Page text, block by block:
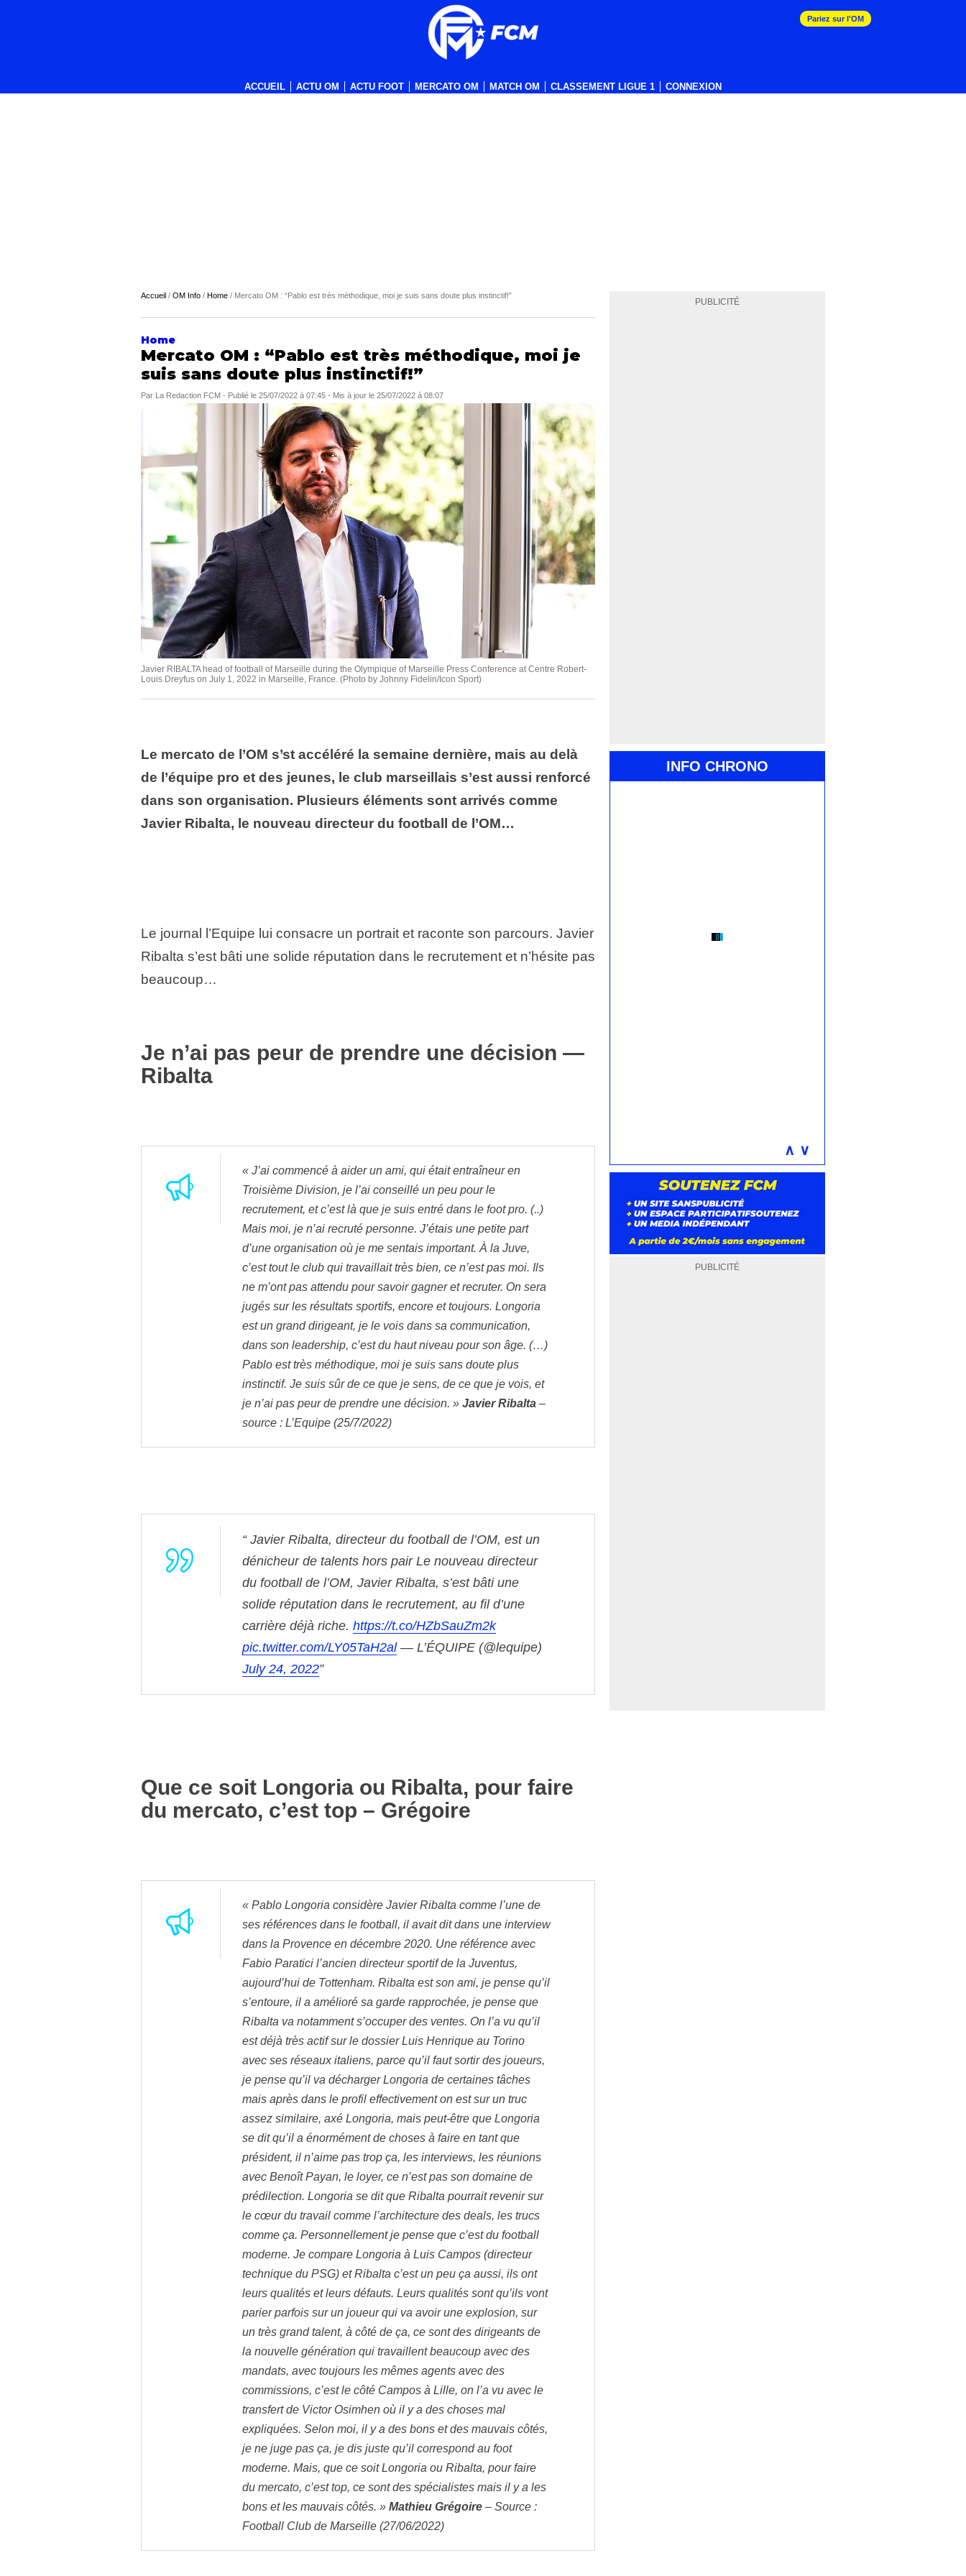
ACCUEIL ACTU OM ACTU FOOT MERCATO OM MATCH OM CLASSEMENT LIGUE 1 CONNEXION
Pariez sur l'OM
PUBLICITÉ
INFO CHRONO
∧ ∨
PUBLICITÉ
Accueil / OM Info / Home / Mercato OM : “Pablo est très méthodique, moi je suis sans doute plus instinctif!”
Home
Mercato OM : “Pablo est très méthodique, moi je
suis sans doute plus instinctif!”
Par La Redaction FCM - Publié le 25/07/2022 à 07:45 - Mis à jour le 25/07/2022 à 08:07
Javier RIBALTA head of football of Marseille during the Olympique of Marseille Press Conference at Centre Robert-
Louis Dreyfus on July 1, 2022 in Marseille, France. (Photo by Johnny Fidelin/Icon Sport)
Le mercato de l’OM s’st accéléré la semaine dernière, mais au delà
de l’équipe pro et des jeunes, le club marseillais s’est aussi renforcé
dans son organisation. Plusieurs éléments sont arrivés comme
Javier Ribalta, le nouveau directeur du football de l’OM…
Le journal l’Equipe lui consacre un portrait et raconte son parcours. Javier
Ribalta s’est bâti une solide réputation dans le recrutement et n’hésite pas
beaucoup…
Je n’ai pas peur de prendre une décision —
Ribalta
« J’ai commencé à aider un ami, qui était entraîneur en
Troisième Division, je l’ai conseillé un peu pour le
recrutement, et c’est là que je suis entré dans le foot pro. (..)
Mais moi, je n’ai recruté personne. J’étais une petite part
d’une organisation où je me sentais important. À la Juve,
c’est tout le club qui travaillait très bien, ce n’est pas moi. Ils
ne m’ont pas attendu pour savoir gagner et recruter. On sera
jugés sur les résultats sportifs, encore et toujours. Longoria
est un grand dirigeant, je le vois dans sa communication,
dans son leadership, c’est du haut niveau pour son âge. (…)
Pablo est très méthodique, moi je suis sans doute plus
instinctif. Je suis sûr de ce que je sens, de ce que je vois, et
je n’ai pas peur de prendre une décision. » Javier Ribalta –
source : L’Equipe (25/7/2022)
Javier Ribalta, directeur du football de l’OM, est un
dénicheur de talents hors pair Le nouveau directeur
du football de l’OM, Javier Ribalta, s’est bâti une
solide réputation dans le recrutement, au fil d’une
carrière déjà riche. https://t.co/HZbSauZm2k
pic.twitter.com/LY05TaH2al — L’ÉQUIPE (@lequipe)
July 24, 2022
Que ce soit Longoria ou Ribalta, pour faire
du mercato, c’est top – Grégoire
« Pablo Longoria considère Javier Ribalta comme l’une de
ses références dans le football, il avait dit dans une interview
dans la Provence en décembre 2020. Une référence avec
Fabio Paratici l’ancien directeur sportif de la Juventus,
aujourd’hui de Tottenham. Ribalta est son ami, je pense qu’il
s’entoure, il a amélioré sa garde rapprochée, je pense que
Ribalta va notamment s’occuper des ventes. On l’a vu qu’il
est déjà très actif sur le dossier Luis Henrique au Torino
avec ses réseaux italiens, parce qu’il faut sortir des joueurs,
je pense qu’il va décharger Longoria de certaines tâches
mais après dans le profil effectivement on est sur un truc
assez similaire, axé Longoria, mais peut-être que Longoria
se dit qu’il a énormément de choses à faire en tant que
président, il n’aime pas trop ça, les interviews, les réunions
avec Benoît Payan, le loyer, ce n’est pas son domaine de
prédilection. Longoria se dit que Ribalta pourrait revenir sur
le cœur du travail comme l’architecture des deals, les trucs
comme ça. Personnellement je pense que c’est du football
moderne. Je compare Longoria à Luis Campos (directeur
technique du PSG) et Ribalta c’est un peu ça aussi, ils ont
leurs qualités et leurs défauts. Leurs qualités sont qu’ils vont
parier parfois sur un joueur qui va avoir une explosion, sur
un très grand talent, à côté de ça, ce sont des dirigeants de
la nouvelle génération qui travaillent beaucoup avec des
mandats, avec toujours les mêmes agents avec des
commissions, c’est le côté Campos à Lille, on l’a vu avec le
transfert de Victor Osimhen où il y a des choses mal
expliquées. Selon moi, il y a des bons et des mauvais côtés,
je ne juge pas ça, je dis juste qu’il correspond au foot
moderne. Mais, que ce soit Longoria ou Ribalta, pour faire
du mercato, c’est top, ce sont des spécialistes mais il y a les
bons et les mauvais côtés. » Mathieu Grégoire – Source :
Football Club de Marseille (27/06/2022)